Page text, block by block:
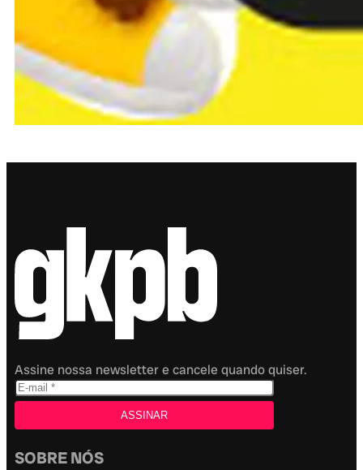
Assine nossa newsletter e cancele quando quiser.
SOBRE NÓS